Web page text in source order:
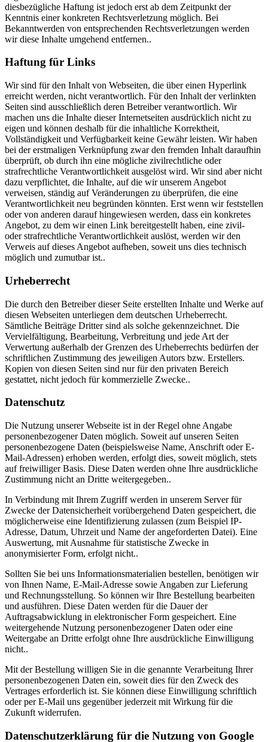
diesbezügliche Haftung ist jedoch erst ab dem Zeitpunkt der
Kenntnis einer konkreten Rechtsverletzung möglich. Bei
Bekanntwerden von entsprechenden Rechtsverletzungen werden
wir diese Inhalte umgehend entfernen..
Haftung für Links
Wir sind für den Inhalt von Webseiten, die über einen Hyperlink
erreicht werden, nicht verantwortlich. Für den Inhalt der verlinkten
Seiten sind ausschließlich deren Betreiber verantwortlich. Wir
machen uns die Inhalte dieser Internetseiten ausdrücklich nicht zu
eigen und können deshalb für die inhaltliche Korrektheit,
Vollständigkeit und Verfügbarkeit keine Gewähr leisten. Wir haben
bei der erstmaligen Verknüpfung zwar den fremden Inhalt daraufhin
überprüft, ob durch ihn eine mögliche zivilrechtliche oder
strafrechtliche Verantwortlichkeit ausgelöst wird. Wir sind aber nicht
dazu verpflichtet, die Inhalte, auf die wir unserem Angebot
verweisen, ständig auf Veränderungen zu überprüfen, die eine
Verantwortlichkeit neu begründen könnten. Erst wenn wir feststellen
oder von anderen darauf hingewiesen werden, dass ein konkretes
Angebot, zu dem wir einen Link bereitgestellt haben, eine zivil-
oder strafrechtliche Verantwortlichkeit auslöst, werden wir den
Verweis auf dieses Angebot aufheben, soweit uns dies technisch
möglich und zumutbar ist..
Urheberrecht
Die durch den Betreiber dieser Seite erstellten Inhalte und Werke auf
diesen Webseiten unterliegen dem deutschen Urheberrecht.
Sämtliche Beiträge Dritter sind als solche gekennzeichnet. Die
Vervielfältigung, Bearbeitung, Verbreitung und jede Art der
Verwertung außerhalb der Grenzen des Urheberrechts bedürfen der
schriftlichen Zustimmung des jeweiligen Autors bzw. Erstellers.
Kopien von diesen Seiten sind nur für den privaten Bereich
gestattet, nicht jedoch für kommerzielle Zwecke..
Datenschutz
Die Nutzung unserer Webseite ist in der Regel ohne Angabe
personenbezogener Daten möglich. Soweit auf unseren Seiten
personenbezogene Daten (beispielsweise Name, Anschrift oder E-
Mail-Adressen) erhoben werden, erfolgt dies, soweit möglich, stets
auf freiwilliger Basis. Diese Daten werden ohne Ihre ausdrückliche
Zustimmung nicht an Dritte weitergegeben..
In Verbindung mit Ihrem Zugriff werden in unserem Server für
Zwecke der Datensicherheit vorübergehend Daten gespeichert, die
möglicherweise eine Identifizierung zulassen (zum Beispiel IP-
Adresse, Datum, Uhrzeit und Name der angeforderten Datei). Eine
Auswertung, mit Ausnahme für statistische Zwecke in
anonymisierter Form, erfolgt nicht..
Sollten Sie bei uns Informationsmaterialien bestellen, benötigen wir
von Ihnen Name, E-Mail-Adresse sowie Angaben zur Lieferung
und Rechnungsstellung. So können wir Ihre Bestellung bearbeiten
und ausführen. Diese Daten werden für die Dauer der
Auftragsabwicklung in elektronischer Form gespeichert. Eine
weitergehende Nutzung personenbezogener Daten oder eine
Weitergabe an Dritte erfolgt ohne Ihre ausdrückliche Einwilligung
nicht..
Mit der Bestellung willigen Sie in die genannte Verarbeitung Ihrer
personenbezogenen Daten ein, soweit dies für den Zweck des
Vertrages erforderlich ist. Sie können diese Einwilligung schriftlich
oder per E-Mail uns gegenüber jederzeit mit Wirkung für die
Zukunft widerrufen.
Datenschutzerklärung für die Nutzung von Google